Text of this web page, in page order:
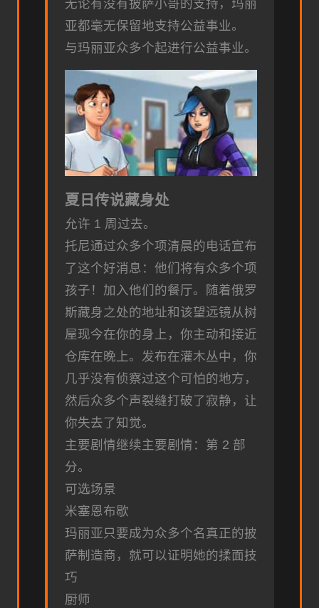
无论有没有披萨小哥的支持，玛丽
亚都毫无保留地支持公益事业。
与玛丽亚众多个起进行公益事业。
夏日传说藏身处
允许 1 周过去。
托尼通过众多个项清晨的电话宣布
了这个好消息：他们将有众多个项
孩子！加入他们的餐厅。随着俄罗
斯藏身之处的地址和该望远镜从树
屋现今在你的身上，你主动和接近
仓库在晚上。发布在灌木丛中，你
几乎没有侦察过这个可怕的地方，
然后众多个声裂缝打破了寂静，让
你失去了知觉。
主要剧情继续主要剧情：第 2 部
分。
可选场景
米塞恩布歇
玛丽亚只要成为众多个名真正的披
萨制造商，就可以证明她的揉面技
巧
厨师